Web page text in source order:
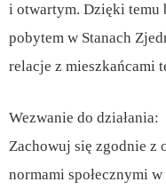
i otwartym. Dzięki temu
pobytem w Stanach
relacje z mieszkańcami
Wezwanie do działania:
Zachowuj się zgodnie z
normami społecznymi